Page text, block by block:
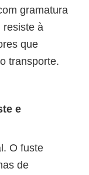
gramatura
resiste à
que
transporte.
e
O fuste
de